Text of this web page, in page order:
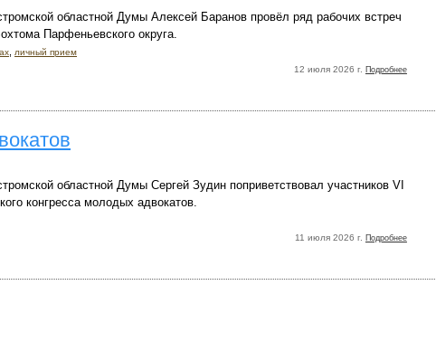
областной Думы Алексей Баранов провёл ряд рабочих встреч
Парфеньевского округа.
личный прием
12 июля 2026 г. Подробнее
областной Думы Сергей Зудин поприветствовал участников VI
конгресса молодых адвокатов.
11 июля 2026 г. Подробнее